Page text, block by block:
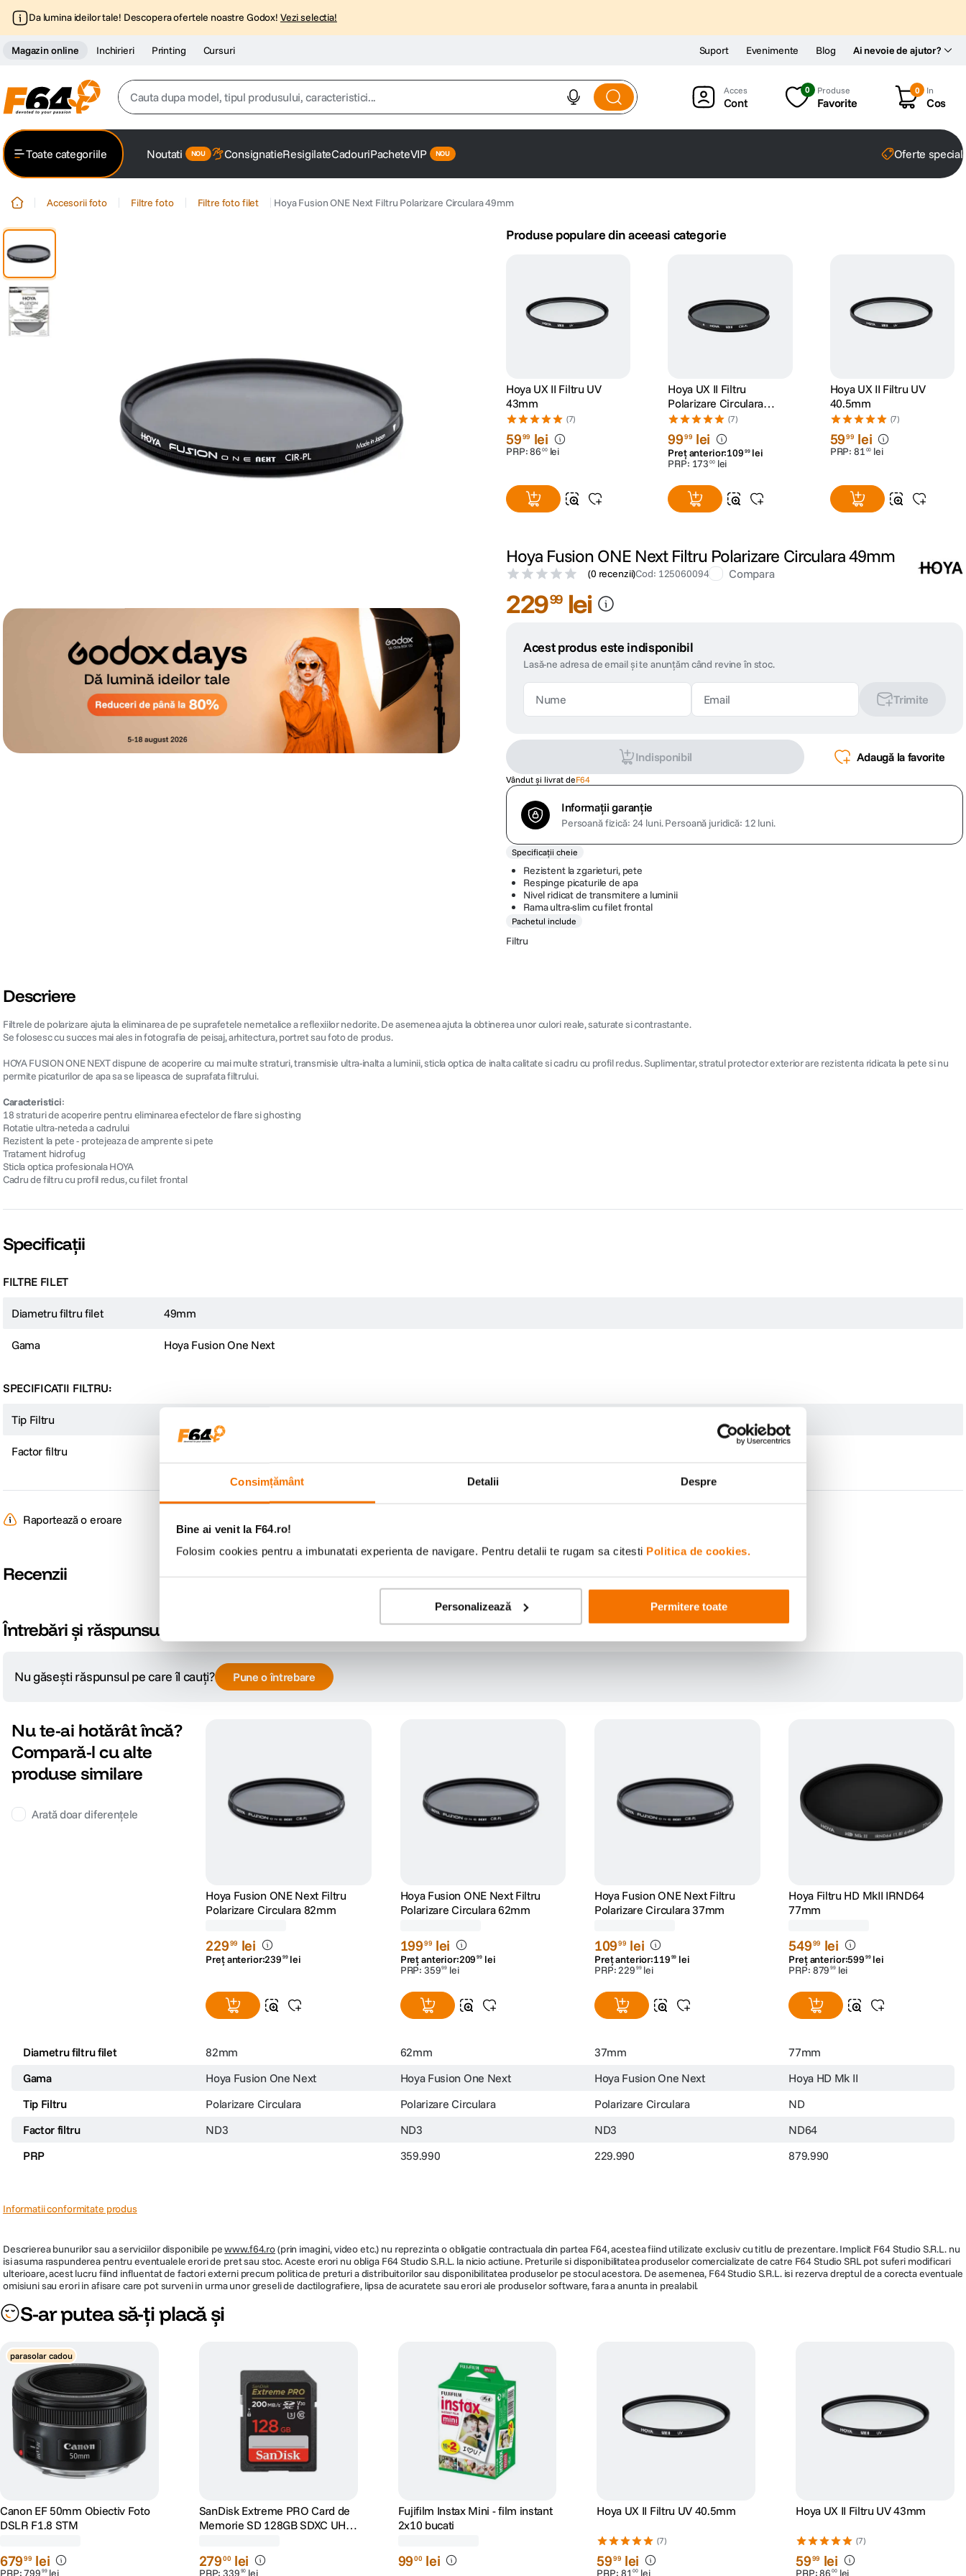
Consimțământ Detalii Despre
Bine ai venit la F64.ro!
Folosim cookies pentru a imbunatati experienta de navigare. Pentru detalii te rugam sa citesti Politica de cookies.
Personalizează Permitere toate
Da lumina ideilor tale! Descopera ofertele noastre Godox! Vezi selectia!
Magazin online Inchirieri Printing Cursuri Ai nevoie de ajutor?
Suport Evenimente Blog
Cauta dupa model, tipul produsului, caracteristici...
2 trepied
7. card memorie
9. dji osmo
Cont
0 Produse
Favorite
0 In
Cos
Toate categoriile Noutati ConsignatieResigilateCadouriPacheteVIP Oferte
Accesorii foto Filtre foto Filtre foto filet Hoya Fusion ONE Next Filtru Polarizare Circulara 49mm
Produse populare din aceeasi categorie
Hoya UX II Filtru UV
43mm
(7)
5999 lei
PRP:86 00 lei
Hoya UX II Filtru
Polarizare Circulara
58mm
(7)
9999 lei
Preț anterior:109 99 lei
PRP: 173 00 lei
Hoya UX II Filtru UV
40.5mm
(7)
5999 lei
PRP: 81 00 lei
Hoya Fusion ONE Next Filtru Polarizare Circulara 49mm
(0 recenzii)Cod: 125060094 Compara
22999 lei
Acest produs este indisponibil
Lasă-ne adresa de email și te anunțăm când revine în stoc.
Trimite
Indisponibil Adaugă la favorite
Vândut și livrat deF64
Informații garanție
Persoană fizică: 24 luni.Persoană juridică: 12 luni.
Specificații cheie
Rezistent la zgarieturi, pete
Respinge picaturile de apa
Nivel ridicat de transmitere a luminii
Rama ultra-slim cu filet frontal
Pachetul include
Filtru
Descriere
Filtrele de polarizare ajuta la eliminarea de pe suprafetele nemetalice a reflexiilor nedorite. De asemenea ajuta la obtinerea unor culori reale, saturate si contrastante.
Se folosesc cu succes mai ales in fotografia de peisaj, arhitectura, portret sau foto de produs.
HOYA FUSION ONE NEXT dispune de acoperire cu mai multe straturi, transmisie ultra-inalta a luminii, sticla optica de inalta calitate si cadru cu profil redus. Suplimentar, stratul protector exterior are rezistenta ridicata la pete si nu
permite picaturilor de apa sa se lipeasca de suprafata filtrului.
Caracteristici:
18 straturi de acoperire pentru eliminarea efectelor de flare si ghosting
Rotatie ultra-neteda a cadrului
Rezistent la pete - protejeaza de amprente si pete
Tratament hidrofug
Sticla optica profesionala HOYA
Cadru de filtru cu profil redus, cu filet frontal
Specificații
FILTRE FILET
Diametru filtru filet 49mm
Gama Hoya Fusion One Next
SPECIFICATII FILTRU:
Tip Filtru
Factor filtru
Raportează o eroare
Recenzii
Scrie prima recenzie
Întrebări și răspunsuri
Nu te-ai hotărât încă?
produse similare
Hoya Fusion ONE Next Filtru
Polarizare Circulara 82mm
Preț anterior: 239 lei
Hoya Fusion ONE Next Filtru
Polarizare Circulara 62mm
(0)
Preț anterior: 209
lei
PRP:359 lei
Hoya Fusion ONE Next Filtru
Polarizare Circulara 37mm
Preț anterior: 119
lei
PRP:229 lei
Hoya Filtru HD MkII IRND64
77mm
(0)
Preț anterior: 599
lei
PRP:879 lei
Informatii conformitate produs
Descrierea bunurilor sau a serviciilor disponibile pewww.f64.ro(prin imagini, video etc.) nu reprezinta o obligatie contractuala din partea F64, acestea fiind utilizate exclusiv cu titlu de prezentare. Implicit F64 Studio S.R.L. nu
isi asuma raspunderea pentru eventualele erori de pret sau stoc. Aceste erori nu obliga F64 Studio S.R.L. la nicio actiune. Preturile si disponibilitatea produselor comercializate de catre F64 Studio SRL pot suferi modificari
ulterioare, acest lucru fiind influentat de factori externi precum politica de preturi a distribuitorilor sau disponibilitatea produselor pe stocul acestora. De asemenea, F64 Studio S.R.L. isi rezerva dreptul de a corecta eventuale
omisiuni sau erori in afisare care pot surveni in urma unor greseli de dactilografiere, lipsa de acuratete sau erori ale produselor software, fara a anunta in prealabil.
S-ar putea să-ți placă și
parasolar cadou
Canon EF 50mm Obiectiv Foto
DSLR F1.8 STM
SanDisk Extreme PRO Card de
Memorie SD 128GB SDXC UHS-
Fujifilm Instax Mini - film instant
2x10 bucati
Hoya UX II Filtru UV 40.5mm Hoya UX II Filtru UV 43mm